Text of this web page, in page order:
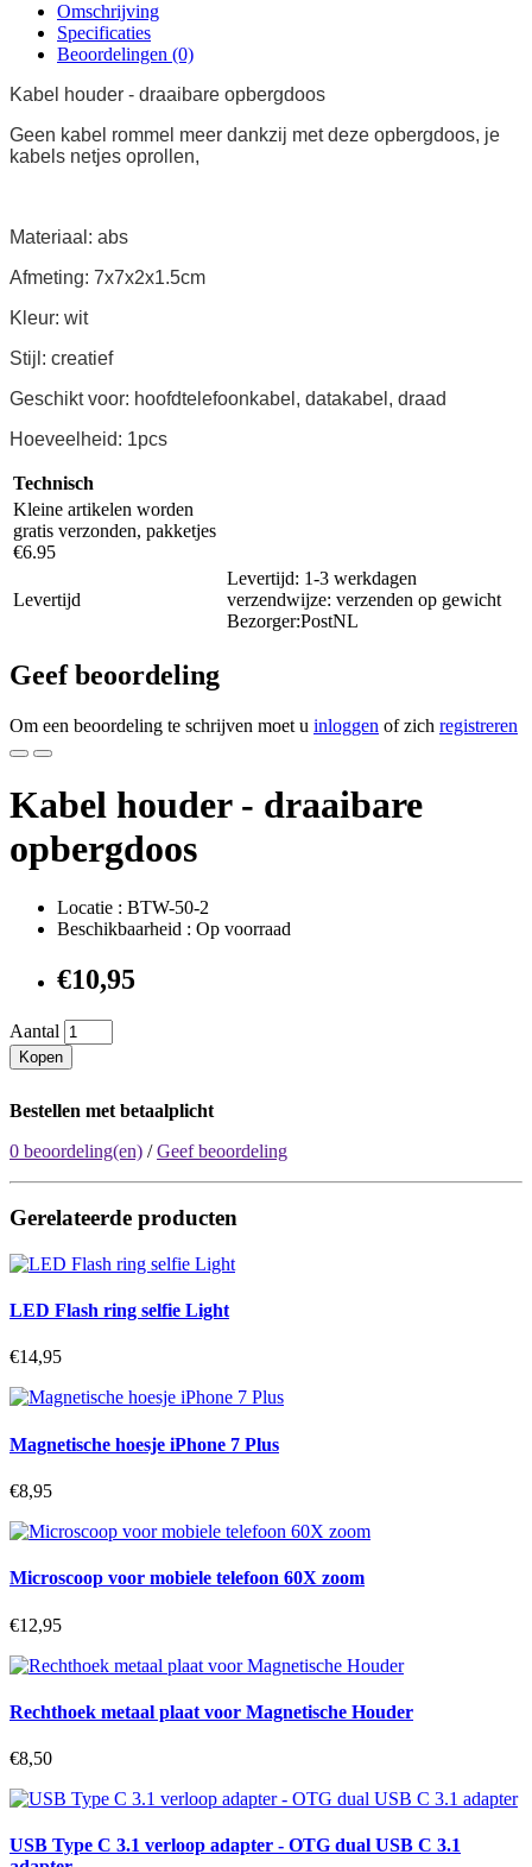
Omschrijving
Specificaties
Beoordelingen (0)
Kabel houder - draaibare opbergdoos
Geen kabel rommel meer dankzij met deze opbergdoos, je
kabels netjes oprollen,
Materiaal: abs
Afmeting: 7x7x2x1.5cm
Kleur: wit
Stijl: creatief
Geschikt voor: hoofdtelefoonkabel, datakabel, draad
Hoeveelheid: 1pcs
Technisch
Kleine artikelen worden
gratis verzonden, pakketjes
€6.95
Levertijd
Levertijd: 1-3 werkdagen
verzendwijze: verzenden op gewicht
Bezorger:PostNL
Geef beoordeling
Om een beoordeling te schrijven moet u inloggen of zich registreren
Kabel houder - draaibare
opbergdoos
Locatie : BTW-50-2
Beschikbaarheid : Op voorraad
€10,95
Aantal
Kopen
Bestellen met betaalplicht
0 beoordeling(en) /Geef beoordeling
Gerelateerde producten
LED Flash ring selfie Light
€14,95
Magnetische hoesje iPhone 7 Plus
€8,95
Microscoop voor mobiele telefoon 60X zoom
€12,95
Rechthoek metaal plaat voor Magnetische Houder
€8,50
USB Type C 3.1 verloop adapter - OTG dual USB C 3.1